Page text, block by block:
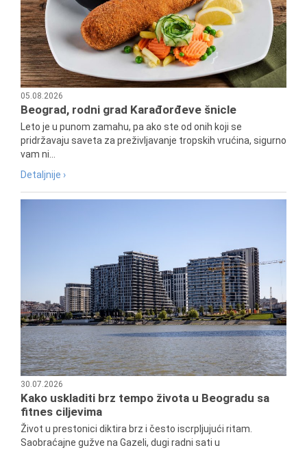
05.08.2026
Beograd, rodni grad Karađorđeve šnicle
Leto je u punom zamahu, pa ako ste od onih koji se
pridržavaju saveta za preživljavanje tropskih vrućina, sigurno
vam ni...
Detaljnije ›
30.07.2026
Kako uskladiti brz tempo života u Beogradu sa
fitnes ciljevima
Život u prestonici diktira brz i često iscrpljujući ritam.
Saobraćajne gužve na Gazeli, dugi radni sati u